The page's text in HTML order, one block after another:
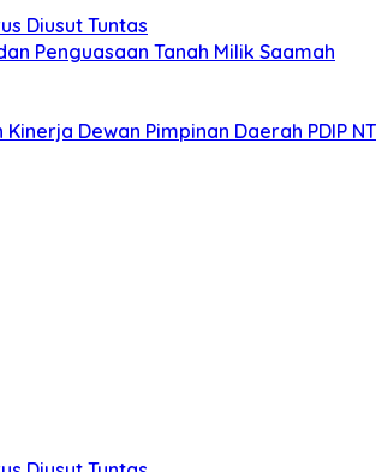
Diusut Tuntas
Penguasaan Tanah Milik Saamah
Dewan Pimpinan Daerah PDIP